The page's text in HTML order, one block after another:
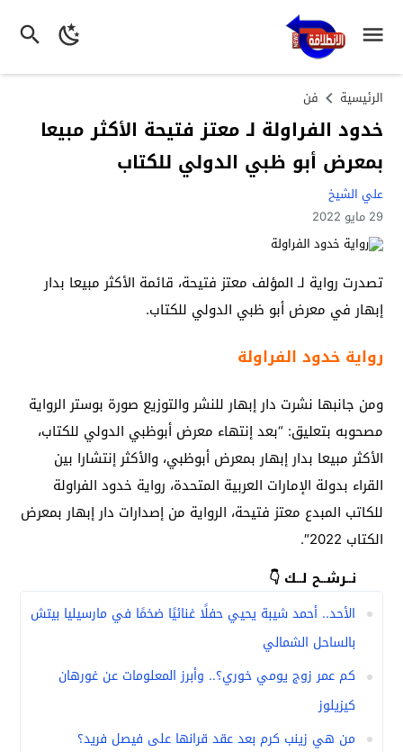
الرئيسية فن
خدود الفراولة لـ معتز فتيحة الأكثر مبيعا
بمعرض أبو ظبي الدولي للكتاب
علي الشيخ
29 مايو 2022
تصدرت رواية لـ المؤلف معتز فتيحة، قائمة الأكثر مبيعا بدار
إبهار في معرض أبو ظبي الدولي للكتاب.
رواية خدود الفراولة
ومن جانبها نشرت دار إبهار للنشر والتوزيع صورة بوستر الرواية
مصحوبه بتعليق: “بعد إنتهاء معرض أبوظبي الدولي للكتاب،
الأكثر مبيعا بدار إبهار بمعرض أبوظبي، والأكثر إنتشارا بين
القراء بدولة الإمارات العربية المتحدة، رواية خدود الفراولة
للكاتب المبدع معتز فتيحة، الرواية من إصدارات دار إبهار بمعرض
الكتاب 2022″.
نــرشــح لــك 👇
الأحد.. أحمد شيبة يحيي حفلًا غنائيًا ضخمًا في مارسيليا بيتش
بالساحل الشمالي
كم عمر زوج يومي خوري؟.. وأبرز المعلومات عن غورهان
كيزيلوز
من هي زينب كرم بعد عقد قرانها على فيصل فريد؟